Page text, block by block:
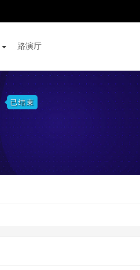
抖音号 快手号 喜马拉雅
路演厅
已结束